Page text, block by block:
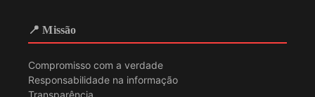
📍 Missão
Compromisso com a verdade
Responsabilidade na informação